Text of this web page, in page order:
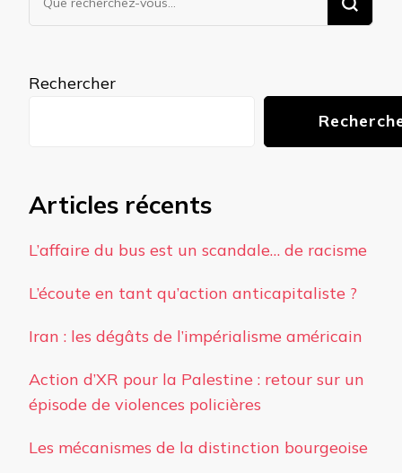
recherchiez
Rechercher
Articles récents
L’affaire du bus est un scandale… de racisme
L’écoute en tant qu’action anticapitaliste ?
Iran : les dégâts de l’impérialisme américain
Action d’XR pour la Palestine : retour sur un
épisode de violences policières
Les mécanismes de la distinction bourgeoise